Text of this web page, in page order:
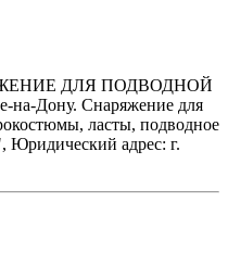
ДЛЯ ПОДВОДНОЙ
Дону. Снаряжение для
ласты, подводное
адрес: г.